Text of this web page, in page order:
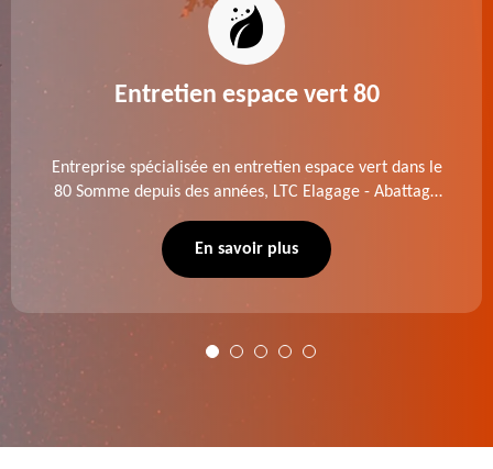
Entretien espace vert 80
Entreprise spécialisée en entretien espace vert dans le
80 Somme depuis des années, LTC Elagage - Abattage
de dessouchage et autre. Devis offert.
En savoir plus